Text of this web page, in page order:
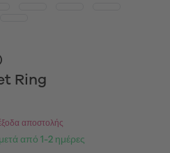
Ring
)
αποστολής
από 1-2 ημέρες